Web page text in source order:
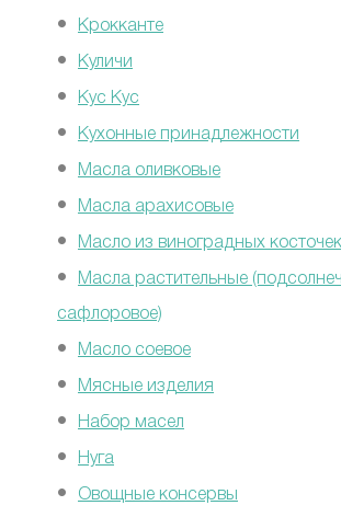
Крокканте
Куличи
Кус Кус
Кухонные принадлежности
Масла оливковые
Масла арахисовые
Масло из виноградных косточек
Масла растительные
сафлоровое)
Масло соевое
Мясные изделия
Набор масел
Нуга
Овощные консервы